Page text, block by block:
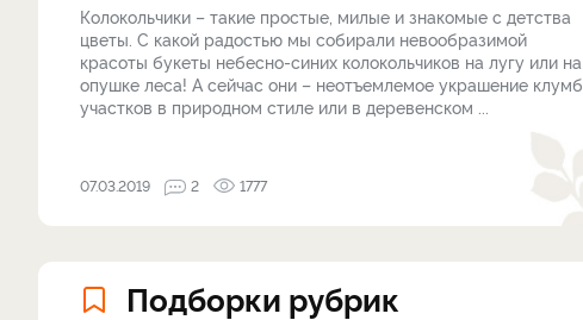
Колокольчики – такие простые, милые и знакомые с детства
цветы. С какой радостью мы собирали невообразимой
красоты букеты небесно-синих колокольчиков на лугу или на
опушке леса! А сейчас они – неотъемлемое украшение клумб,
участков в природном стиле или в деревенском ...
07.03.2019 2 1777
Подборки рубрик